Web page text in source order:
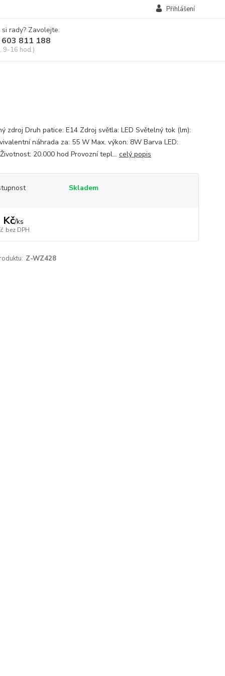
Přihlášení
rady? Zavolejte.
811 188
9-16 hod.)
zdroj Druh patice: E14 Zdroj světla: LED Světelný tok (lm):
náhrada za: 55 W Max. výkon: 8W Barva LED:
20.000 hod Provozní tepl... celý popis
Skladem
Kč/ks
bez DPH
Z-WZ428